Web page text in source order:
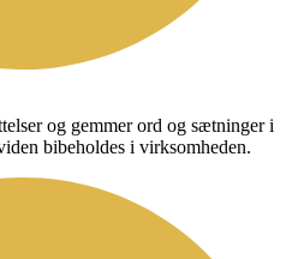
og gemmer ord og sætninger i
bibeholdes i virksomheden.